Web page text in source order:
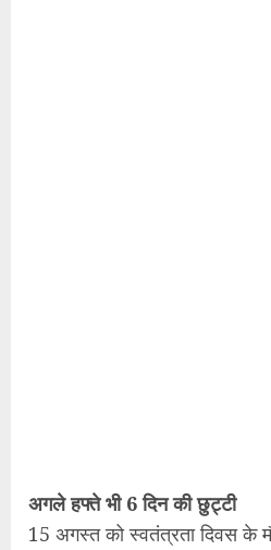
अगले हफ्ते भी 6 दिन की छुट्टी
15 अगस्‍त को स्‍वतंत्रता दिवस के